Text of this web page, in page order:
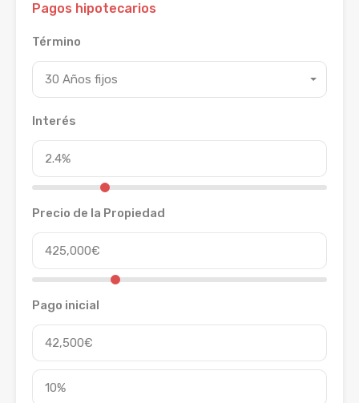
Pagos hipotecarios
Término
30 Años fijos
Interés
Precio de la Propiedad
Pago inicial